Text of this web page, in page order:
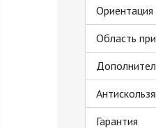
Ориентация
Область
Гарантия